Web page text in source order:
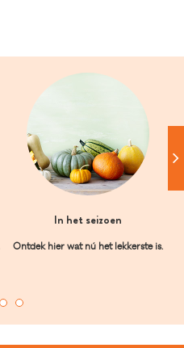
In het seizoen
Ontdek hier wat nú het lekkerste is.